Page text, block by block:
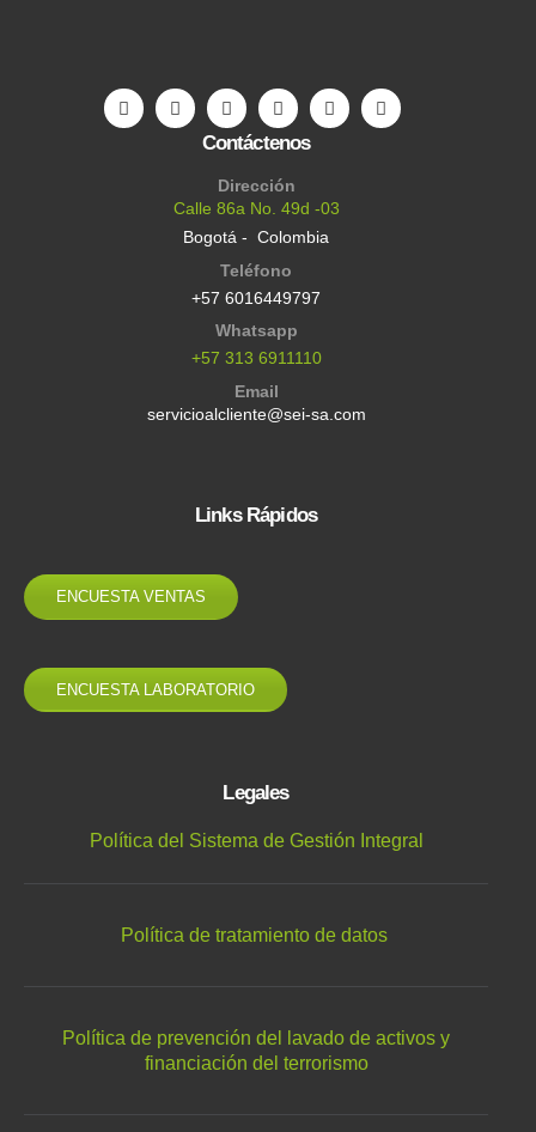
Contáctenos
Dirección
Calle 86a No. 49d -03
Bogotá - Colombia
Teléfono
+57 6016449797
Whatsapp
+57 313 6911110
Email
servicioalcliente@sei-sa.com
Links Rápidos
ENCUESTA VENTAS
ENCUESTA LABORATORIO
Legales
Política del Sistema de Gestión Integral
Política de tratamiento de datos
Política de prevención del lavado de activos y
financiación del terrorismo